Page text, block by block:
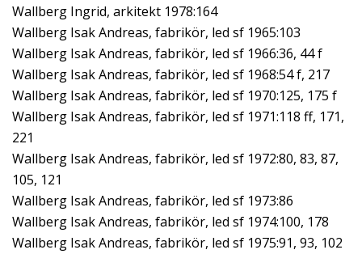
Wallberg Ingrid, arkitekt 1978:164
Wallberg Isak Andreas, fabrikör, led sf 1965:103
Wallberg Isak Andreas, fabrikör, led sf 1966:36, 44 f
Wallberg Isak Andreas, fabrikör, led sf 1968:54 f, 217
Wallberg Isak Andreas, fabrikör, led sf 1970:125, 175 f
Wallberg Isak Andreas, fabrikör, led sf 1971:118 ff, 171,
221
Wallberg Isak Andreas, fabrikör, led sf 1972:80, 83, 87,
105, 121
Wallberg Isak Andreas, fabrikör, led sf 1973:86
Wallberg Isak Andreas, fabrikör, led sf 1974:100, 178
Wallberg Isak Andreas, fabrikör, led sf 1975:91, 93, 102